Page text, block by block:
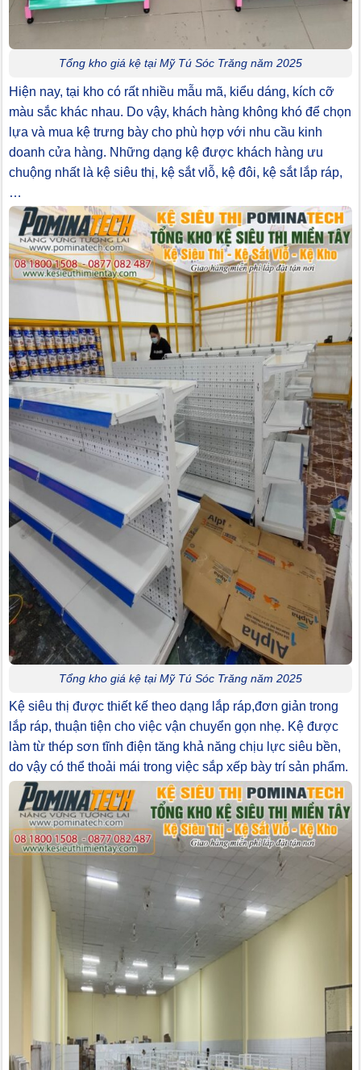
Tổng kho giá kệ tại Mỹ Tú Sóc Trăng năm 2025
Hiện nay, tại kho có rất nhiều mẫu mã, kiểu dáng, kích cỡ
màu sắc khác nhau. Do vậy, khách hàng không khó để chọn
lựa và mua kệ trưng bày cho phù hợp với nhu cầu kinh
doanh cửa hàng. Những dạng kệ được khách hàng ưu
chuộng nhất là kệ siêu thị, kệ sắt vlỗ, kệ đôi, kệ sắt lắp ráp,
…
Tổng kho giá kệ tại Mỹ Tú Sóc Trăng năm 2025
Kệ siêu thị được thiết kế theo dạng lắp ráp,đơn giản trong
lắp ráp, thuận tiện cho việc vận chuyển gọn nhẹ. Kệ được
làm từ thép sơn tĩnh điện tăng khả năng chịu lực siêu bền,
do vậy có thể thoải mái trong việc sắp xếp bày trí sản phẩm.